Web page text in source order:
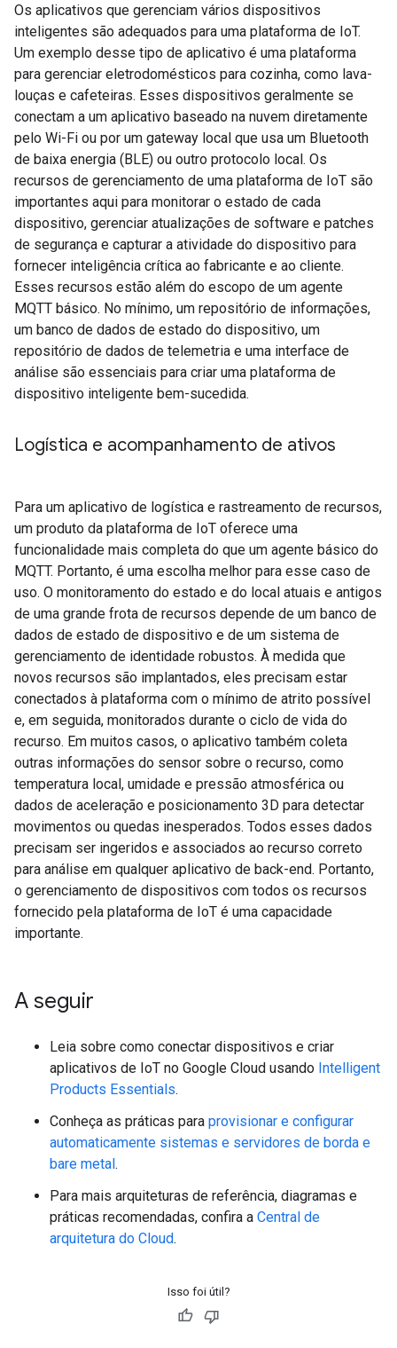
Os aplicativos que gerenciam vários dispositivos
inteligentes são adequados para uma plataforma de IoT.
Um exemplo desse tipo de aplicativo é uma plataforma
para gerenciar eletrodomésticos para cozinha, como lava-
louças e cafeteiras. Esses dispositivos geralmente se
conectam a um aplicativo baseado na nuvem diretamente
pelo Wi-Fi ou por um gateway local que usa um Bluetooth
de baixa energia (BLE) ou outro protocolo local. Os
recursos de gerenciamento de uma plataforma de IoT são
importantes aqui para monitorar o estado de cada
dispositivo, gerenciar atualizações de software e patches
de segurança e capturar a atividade do dispositivo para
fornecer inteligência crítica ao fabricante e ao cliente.
Esses recursos estão além do escopo de um agente
MQTT básico. No mínimo, um repositório de informações,
um banco de dados de estado do dispositivo, um
repositório de dados de telemetria e uma interface de
análise são essenciais para criar uma plataforma de
dispositivo inteligente bem-sucedida.
Logística e acompanhamento de ativos
Para um aplicativo de logística e rastreamento de recursos,
um produto da plataforma de IoT oferece uma
funcionalidade mais completa do que um agente básico do
MQTT. Portanto, é uma escolha melhor para esse caso de
uso. O monitoramento do estado e do local atuais e antigos
de uma grande frota de recursos depende de um banco de
dados de estado de dispositivo e de um sistema de
gerenciamento de identidade robustos. À medida que
novos recursos são implantados, eles precisam estar
conectados à plataforma com o mínimo de atrito possível
e, em seguida, monitorados durante o ciclo de vida do
recurso. Em muitos casos, o aplicativo também coleta
outras informações do sensor sobre o recurso, como
temperatura local, umidade e pressão atmosférica ou
dados de aceleração e posicionamento 3D para detectar
movimentos ou quedas inesperados. Todos esses dados
precisam ser ingeridos e associados ao recurso correto
para análise em qualquer aplicativo de back-end. Portanto,
o gerenciamento de dispositivos com todos os recursos
fornecido pela plataforma de IoT é uma capacidade
importante.
A seguir
Leia sobre como conectar dispositivos e criar
aplicativos de IoT no Google Cloud usando Intelligent
Products Essentials.
Conheça as práticas para provisionar e configurar
automaticamente sistemas e servidores de borda e
bare metal.
Para mais arquiteturas de referência, diagramas e
práticas recomendadas, confira a Central de
arquitetura do Cloud.
Isso foi útil?